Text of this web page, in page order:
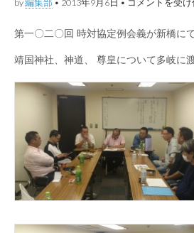
（防
共新
聞）
電子
版
刊
実
攘夷
戦闘
by編集部 • 2013年9月6日 •
二
回
対
会
義
は
コメントを受
第一〇二〇回 時対協定例会義が新橋に
靖国神社、神道、 尊皇について多岐に